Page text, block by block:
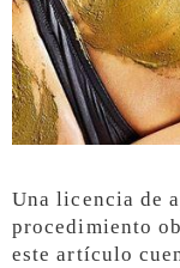
Una licencia de
procedimiento
este artículo